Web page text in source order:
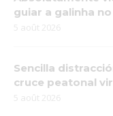
guiar a galinha
5 août 2026
Sencilla
cruce peatonal
5 août 2026